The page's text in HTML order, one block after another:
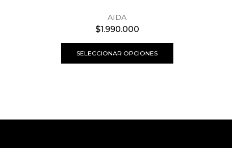
AIDA
$1.990.000
SELECCIONAR OPCIONES